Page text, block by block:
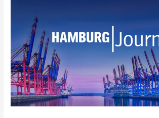
haben
uns
Soldaten
durch
Schnelltests
im